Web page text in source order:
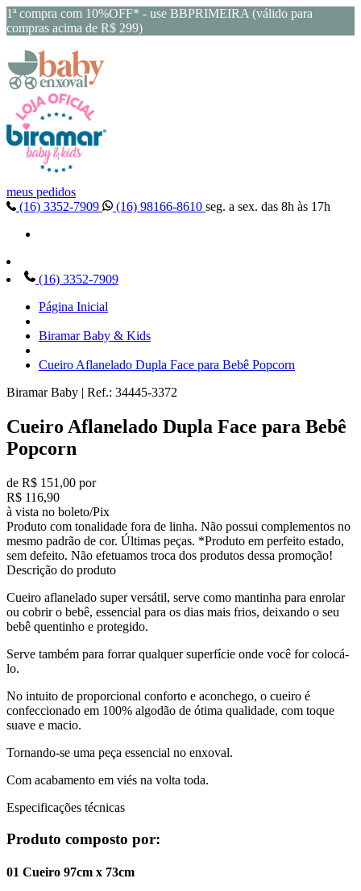
1ª compra com 10%OFF* - use BBPRIMEIRA (válido para
compras acima de R$ 299)
meus pedidos
(16) 3352-7909
(16) 98166-8610 seg. a sex. das 8h às 17h
(16) 3352-7909
Página Inicial
Biramar Baby & Kids
Cueiro Aflanelado Dupla Face para Bebê Popcorn
Biramar Baby | Ref.: 34445-3372
Cueiro Aflanelado Dupla Face para Bebê
Popcorn
de R$ 151,00 por
R$ 116,90
à vista no boleto/Pix
Produto com tonalidade fora de linha. Não possui complementos no
mesmo padrão de cor. Últimas peças. *Produto em perfeito estado,
sem defeito. Não efetuamos troca dos produtos dessa promoção!
Descrição do produto
Cueiro aflanelado super versátil, serve como mantinha para enrolar
ou cobrir o bebê, essencial para os dias mais frios, deixando o seu
bebê quentinho e protegido.
Serve também para forrar qualquer superfície onde você for colocá-
lo.
No intuito de proporcional conforto e aconchego, o cueiro é
confeccionado em 100% algodão de ótima qualidade, com toque
suave e macio.
Tornando-se uma peça essencial no enxoval.
Com acabamento em viés na volta toda.
Especificações técnicas
Produto composto por:
01 Cueiro 97cm x 73cm